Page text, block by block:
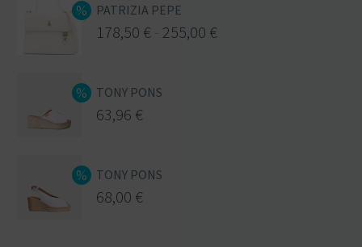
PATRIZIA PEPE
178,50 € 255,00 €
TONY PONS
63,96 €
TONY PONS
68,00 €